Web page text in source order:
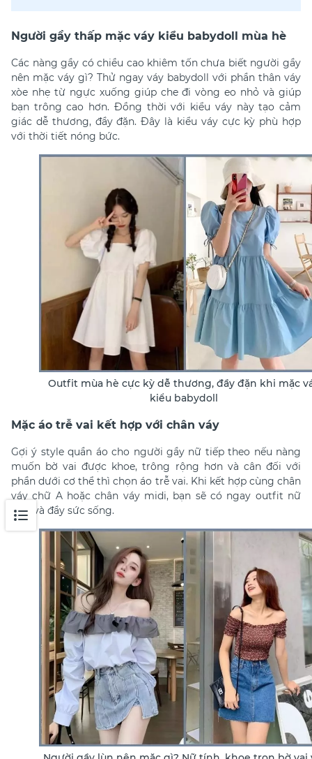
Người gầy thấp mặc váy kiểu babydoll mùa hè
Các nàng gầy có chiều cao khiêm tốn chưa biết người gầy
nên mặc váy gì? Thử ngay váy babydoll với phần thân váy
xòe nhẹ từ ngực xuống giúp che đi vòng eo nhỏ và giúp
bạn trông cao hơn. Đồng thời với kiểu váy này tạo cảm
giác dễ thương, đầy đặn. Đây là kiểu váy cực kỳ phù hợp
với thời tiết nóng bức.
Outfit mùa hè cực kỳ dễ thương, đầy đặn khi mặc
kiểu babydoll
Mặc áo trễ vai kết hợp với chân váy
Gợi ý style quần áo cho người gầy nữ tiếp theo nếu nàng
muốn bờ vai được khoe, trông rộng hơn và cân đối với
phần dưới cơ thể thì chọn áo trễ vai. Khi kết hợp cùng chân
váy chữ A hoặc chân váy midi, bạn sẽ có ngay outfit nữ
tính và đầy sức sống.